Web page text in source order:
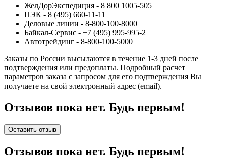
ЖелДорЭкспедиция - 8 800 1005-505
ПЭК - 8 (495) 660-11-11
Деловые линии - 8-800-100-8000
Байкал-Сервис - +7 (495) 995-995-2
Автотрейдинг - 8-800-100-5000
Заказы по России высылаются в течение 1-3 дней после
подтверждения или предоплаты. Подробный расчет
параметров заказа с запросом для его подтверждения Вы
получаете на свой электронный адрес (email).
Отзывов пока нет. Будь первым!
Оставить отзыв
Отзывов пока нет. Будь первым!